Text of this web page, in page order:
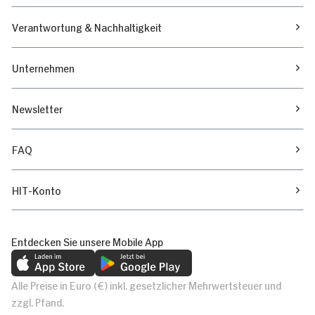
Verantwortung & Nachhaltigkeit
Unternehmen
Newsletter
FAQ
HIT-Konto
Entdecken Sie unsere Mobile App
Alle Preise in Euro (€) inkl. gesetzlicher Mehrwertsteuer und
zzgl. Pfand.